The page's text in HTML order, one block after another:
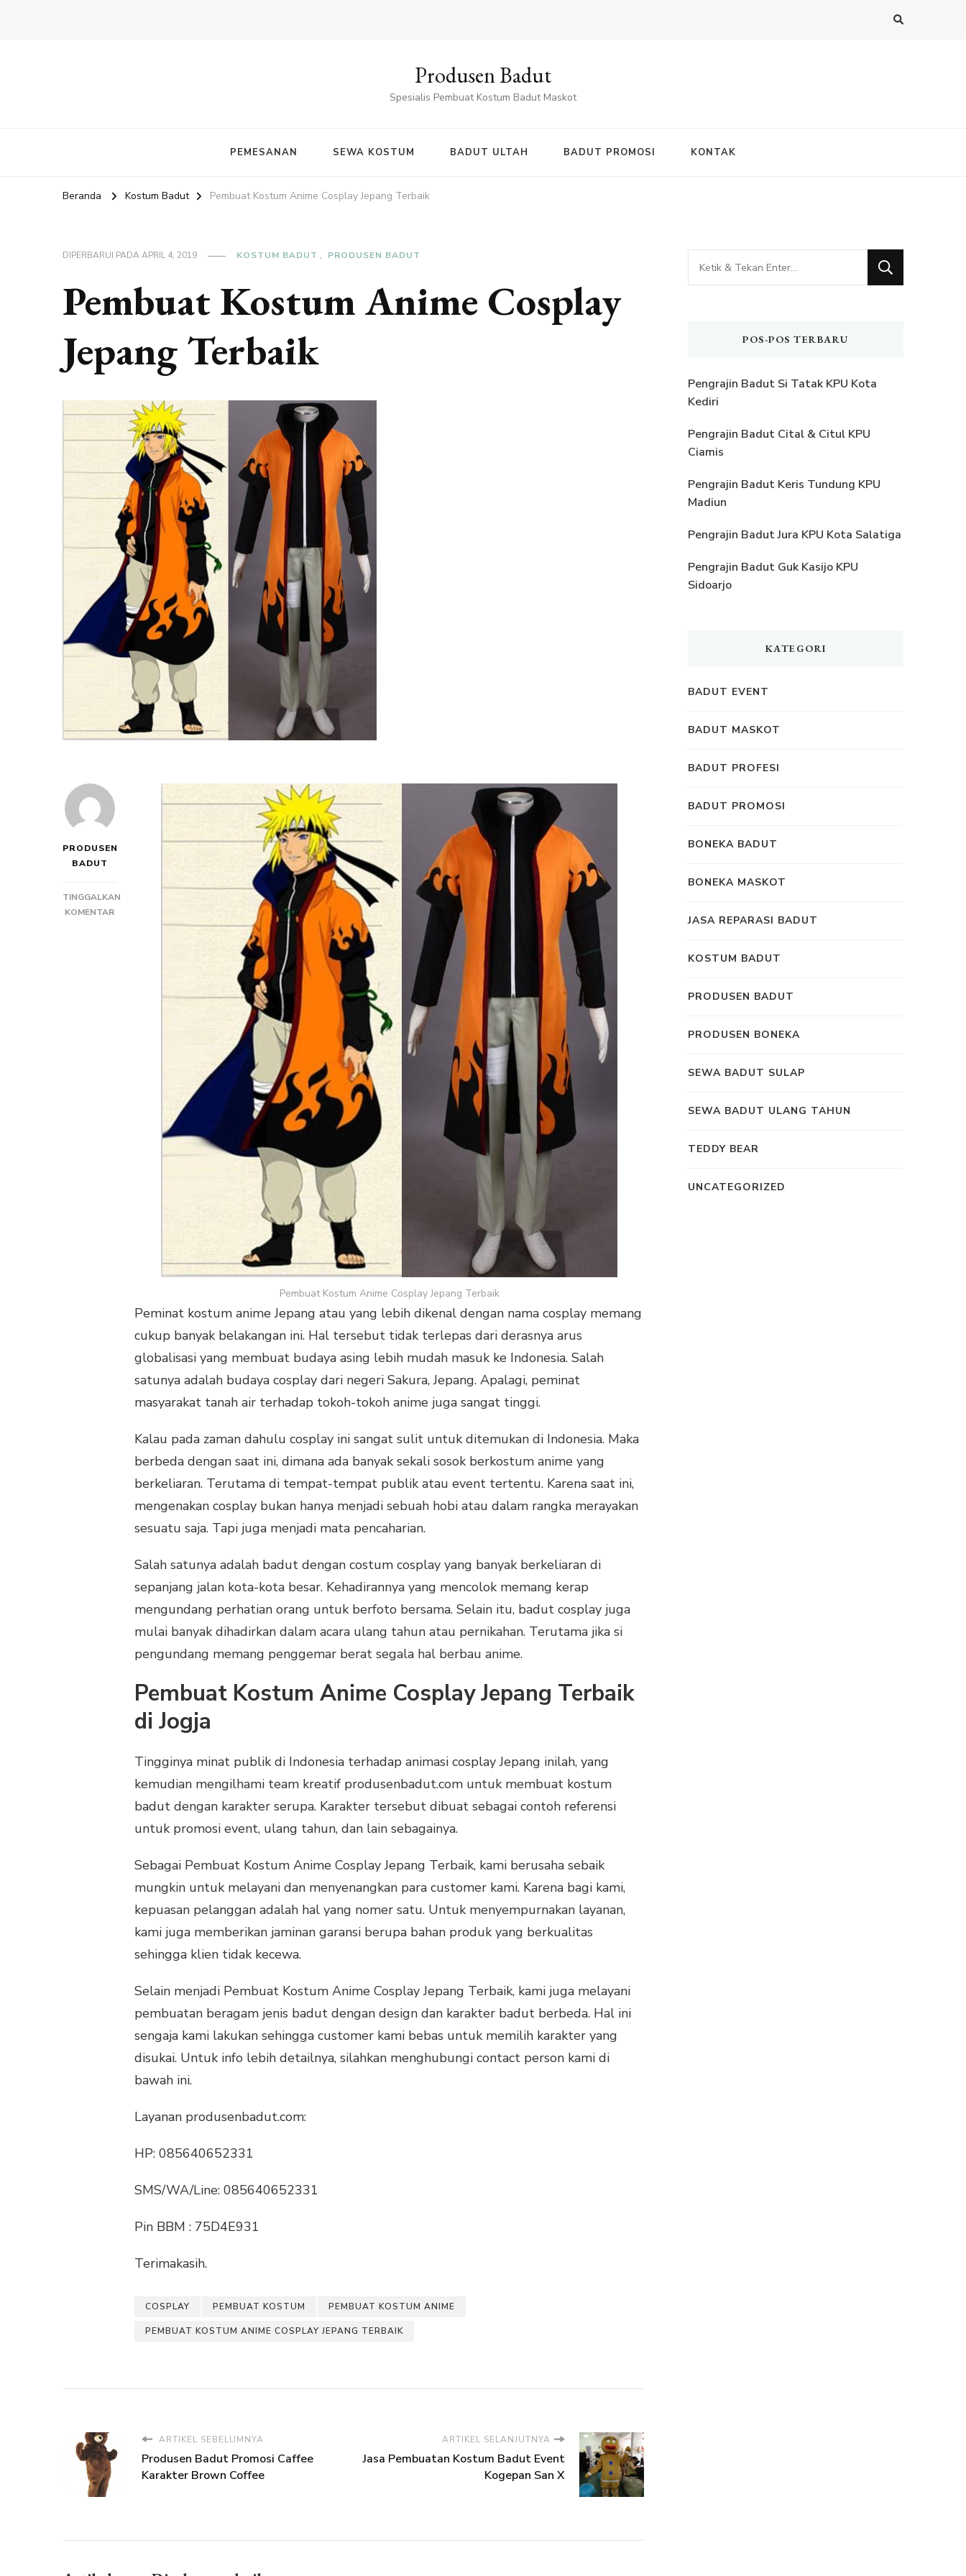
Produsen Badut
Spesialis Pembuat Kostum Badut Maskot
PEMESANAN SEWA KOSTUM BADUT ULTAH BADUT PROMOSI KONTAK
Beranda Kostum Badut Pembuat Kostum Anime Cosplay Jepang Terbaik
DIPERBARUI PADAAPRIL 4, 2019 KOSTUM BADUT PRODUSEN BADUT
Pembuat Kostum Anime Cosplay
Jepang Terbaik
PRODUSEN
BADUT
TINGGALKAN
KOMENTARPADA
Pembuat Kostum Anime Cosplay Jepang Terbaik
Peminat kostum anime Jepang atau yang lebih dikenal dengan nama cosplay memang
cukup banyak belakangan ini. Hal tersebut tidak terlepas dari derasnya arus
globalisasi yang membuat budaya asing lebih mudah masuk ke Indonesia. Salah
satunya adalah budaya cosplay dari negeri Sakura, Jepang. Apalagi, peminat
masyarakat tanah air terhadap tokoh-tokoh anime juga sangat tinggi.
Kalau pada zaman dahulu cosplay ini sangat sulit untuk ditemukan di Indonesia. Maka
berbeda dengan saat ini, dimana ada banyak sekali sosok berkostum anime yang
berkeliaran. Terutama di tempat-tempat publik atau event tertentu. Karena saat ini,
mengenakan cosplay bukan hanya menjadi sebuah hobi atau dalam rangka merayakan
sesuatu saja. Tapi juga menjadi mata pencaharian.
Salah satunya adalah badut dengan costum cosplay yang banyak berkeliaran di
sepanjang jalan kota-kota besar. Kehadirannya yang mencolok memang kerap
mengundang perhatian orang untuk berfoto bersama. Selain itu, badut cosplay juga
mulai banyak dihadirkan dalam acara ulang tahun atau pernikahan. Terutama jika si
pengundang memang penggemar berat segala hal berbau anime.
Pembuat Kostum Anime Cosplay Jepang Terbaik
di Jogja
Tingginya minat publik di Indonesia terhadap animasi cosplay Jepang inilah, yang
kemudian mengilhami team kreatif produsenbadut.com untuk membuat kostum
badut dengan karakter serupa. Karakter tersebut dibuat sebagai contoh referensi
untuk promosi event, ulang tahun, dan lain sebagainya.
Sebagai Pembuat Kostum Anime Cosplay Jepang Terbaik, kami berusaha sebaik
mungkin untuk melayani dan menyenangkan para customer kami. Karena bagi kami,
kepuasan pelanggan adalah hal yang nomer satu. Untuk menyempurnakan layanan,
kami juga memberikan jaminan garansi berupa bahan produk yang berkualitas
sehingga klien tidak kecewa.
Selain menjadi Pembuat Kostum Anime Cosplay Jepang Terbaik, kami juga melayani
pembuatan beragam jenis badut dengan design dan karakter badut berbeda. Hal ini
sengaja kami lakukan sehingga customer kami bebas untuk memilih karakter yang
disukai. Untuk info lebih detailnya, silahkan menghubungi contact person kami di
bawah ini.
Layanan produsenbadut.com:
HP: 085640652331
SMS/WA/Line: 085640652331
Pin BBM : 75D4E931
Terimakasih.
COSPLAY PEMBUAT KOSTUM PEMBUAT KOSTUM ANIME
PEMBUAT KOSTUM ANIME COSPLAY JEPANG TERBAIK
ARTIKEL SEBELUMNYA
Produsen Badut Promosi Caffee
Karakter Brown Coffee
ARTIKEL SELANJUTNYA
Jasa Pembuatan Kostum Badut Event
Kogepan San X
Mencari
Sesuatu?
POS-POS TERBARU
Pengrajin Badut Si Tatak KPU Kota
Kediri
Pengrajin Badut Cital & Citul KPU
Ciamis
Pengrajin Badut Keris Tundung KPU
Madiun
Pengrajin Badut Jura KPU Kota Salatiga
Pengrajin Badut Guk Kasijo KPU
Sidoarjo
KATEGORI
BADUT EVENT
BADUT MASKOT
BADUT PROFESI
BADUT PROMOSI
BONEKA BADUT
BONEKA MASKOT
JASA REPARASI BADUT
KOSTUM BADUT
PRODUSEN BADUT
PRODUSEN BONEKA
SEWA BADUT SULAP
SEWA BADUT ULANG TAHUN
TEDDY BEAR
UNCATEGORIZED